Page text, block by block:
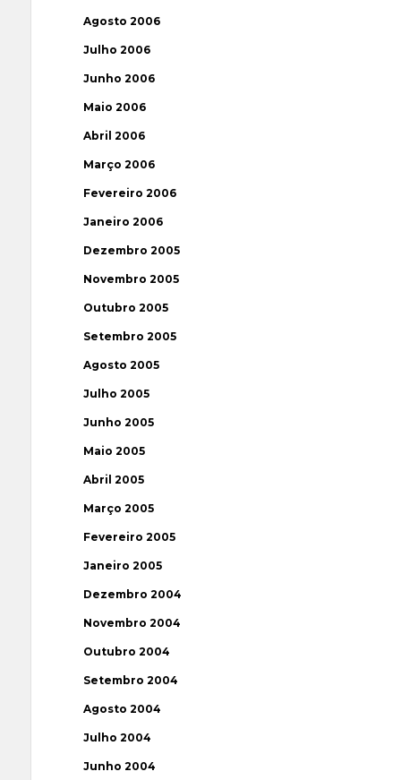
Agosto 2006
Julho 2006
Junho 2006
Maio 2006
Abril 2006
Março 2006
Fevereiro 2006
Janeiro 2006
Dezembro 2005
Novembro 2005
Outubro 2005
Setembro 2005
Agosto 2005
Julho 2005
Junho 2005
Maio 2005
Abril 2005
Março 2005
Fevereiro 2005
Janeiro 2005
Dezembro 2004
Novembro 2004
Outubro 2004
Setembro 2004
Agosto 2004
Julho 2004
Junho 2004